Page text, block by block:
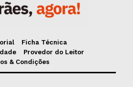
Ficha Técnica
Provedor do Leitor
& Condições